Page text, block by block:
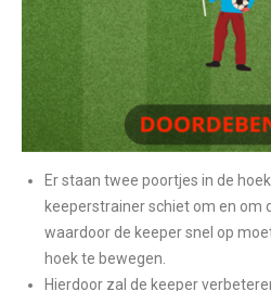
Er staan twee poortjes in de
keeperstrainer schiet om en om
waardoor de keeper snel op
hoek te bewegen.
Hierdoor zal de keeper